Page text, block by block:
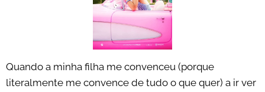
Quando a minha filha me convenceu (porque
literalmente me convence de tudo o que quer) a ir ver